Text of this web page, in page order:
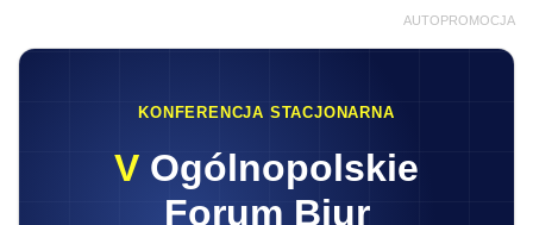
AUTOPROMOCJA
KONFERENCJA STACJONARNA
V Ogólnopolskie
Forum Biur